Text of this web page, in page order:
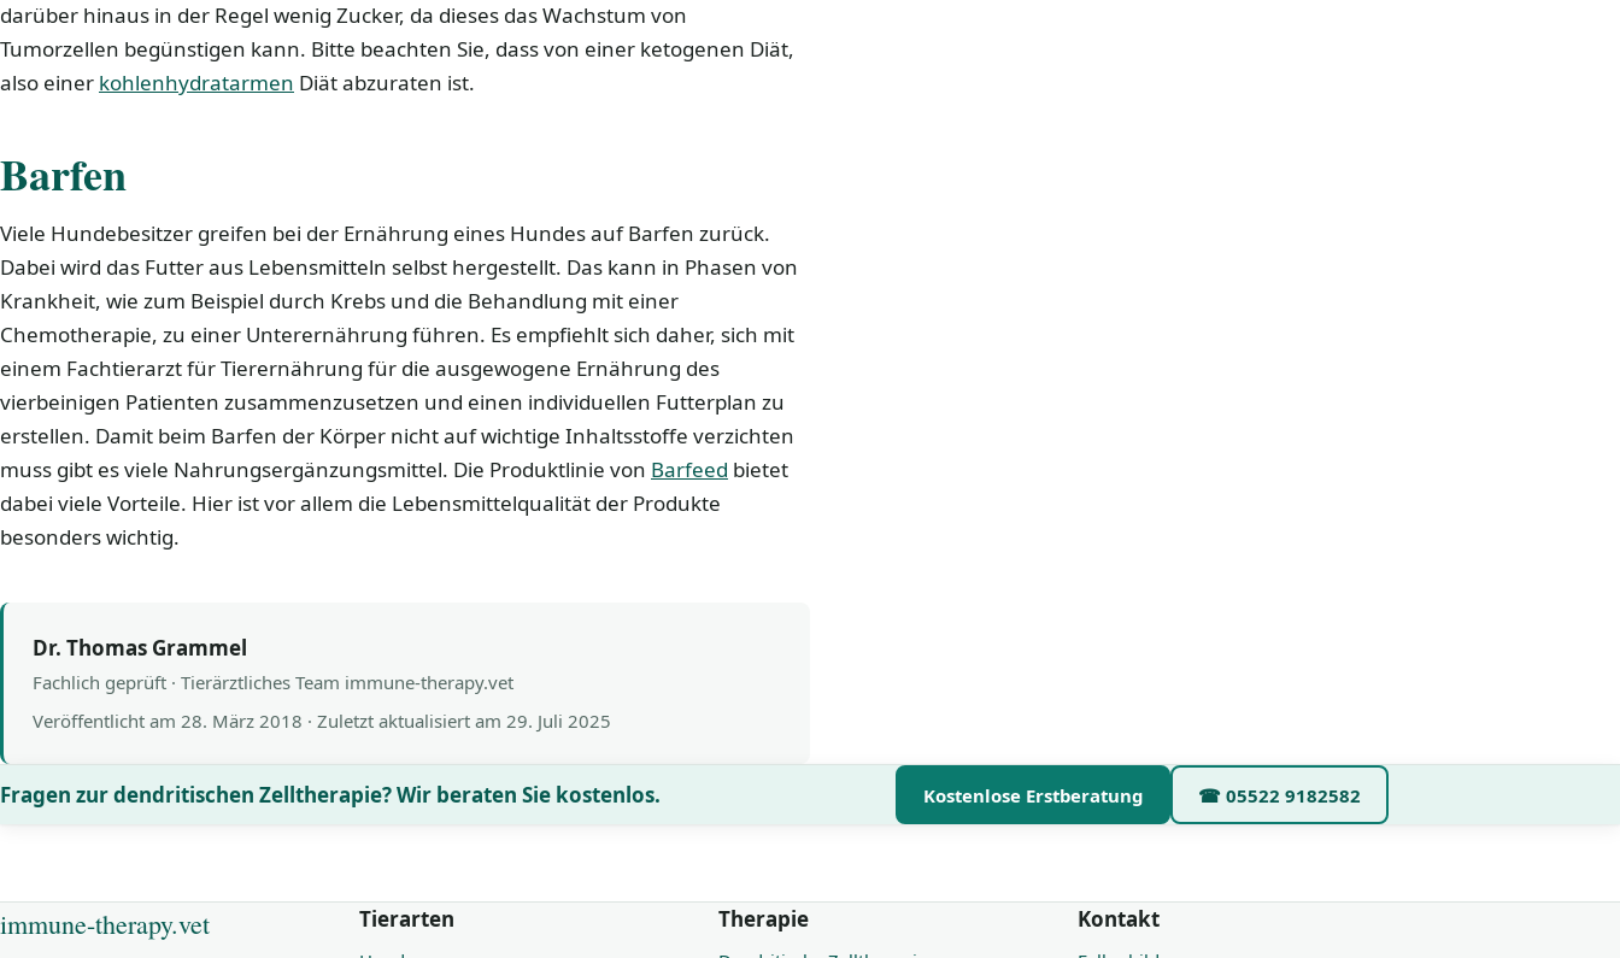
darüber hinaus in der Regel wenig Zucker, da dieses das Wachstum von
Tumorzellen begünstigen kann. Bitte beachten Sie, dass von einer ketogenen Diät,
also einer kohlenhydratarmen Diät abzuraten ist.
Barfen
Viele Hundebesitzer greifen bei der Ernährung eines Hundes auf Barfen zurück.
Dabei wird das Futter aus Lebensmitteln selbst hergestellt. Das kann in Phasen von
Krankheit, wie zum Beispiel durch Krebs und die Behandlung mit einer
Chemotherapie, zu einer Unterernährung führen. Es empfiehlt sich daher, sich mit
einem Fachtierarzt für Tierernährung für die ausgewogene Ernährung des
vierbeinigen Patienten zusammenzusetzen und einen individuellen Futterplan zu
erstellen. Damit beim Barfen der Körper nicht auf wichtige Inhaltsstoffe verzichten
muss gibt es viele Nahrungsergänzungsmittel. Die Produktlinie von Barfeed bietet
dabei viele Vorteile. Hier ist vor allem die Lebensmittelqualität der Produkte
besonders wichtig.
Dr. Thomas Grammel
Fachlich geprüft · Tierärztliches Team immune-therapy.vet
Veröffentlicht am 28. März 2018 · Zuletzt aktualisiert am 29. Juli 2025
Fragen zur dendritischen Zelltherapie? Wir beraten Sie kostenlos. Kostenlose Erstberatung ☎ 05522 9182582
immune-therapy.vet Tierarten Therapie Kontakt